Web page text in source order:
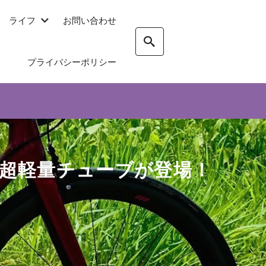
ライフ お問い合わせ
プライバシーポリシー
軽量チューブが登場！